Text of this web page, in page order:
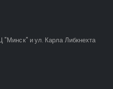
"Минск" и ул. Карла Либкнехта